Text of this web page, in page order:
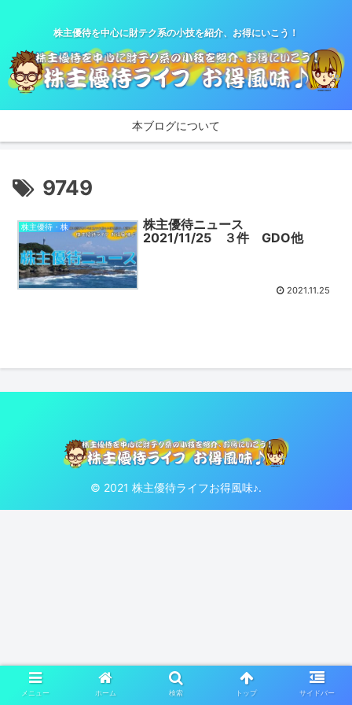
株主優待を中心に財テク系の小技を紹介、お得にいこう！
本ブログについて
9749
株主優待・株
株主優待ニュース
2021/11/25 ３件 GDO他
2021.11.25
© 2021 株主優待ライフお得風味♪.
メニュー ホーム 検索 トップ サイドバー